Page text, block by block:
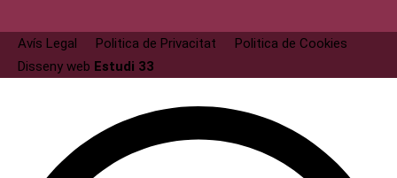
Avís Legal Politica de Privacitat
Politica de Cookies
Disseny web Estudi 33